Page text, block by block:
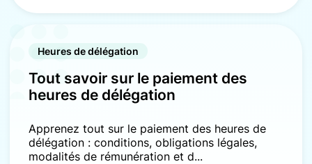
Heures de délégation
Tout savoir sur le paiement des
heures de délégation
Apprenez tout sur le paiement des heures de
délégation : conditions, obligations légales,
modalités de rémunération et d...